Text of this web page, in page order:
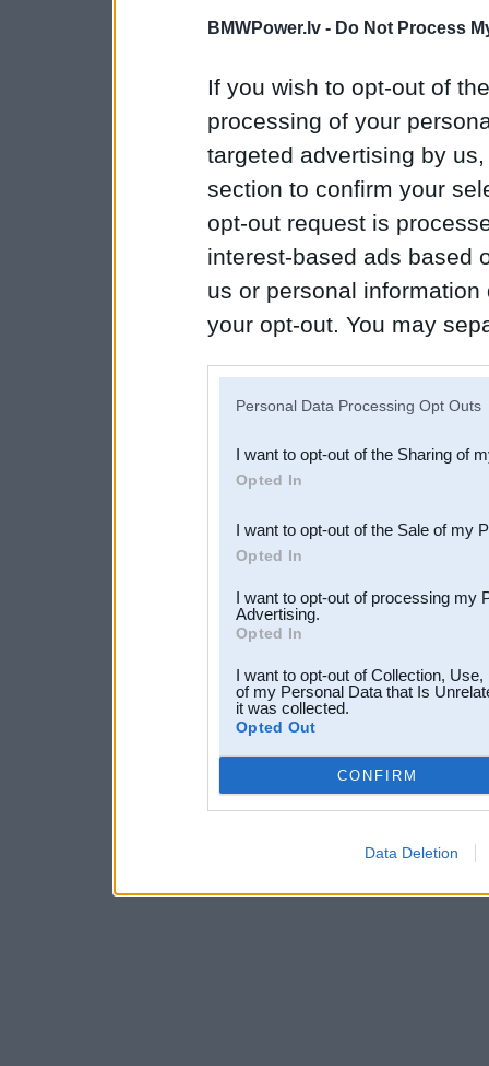
BMWPower.lv - Do Not Process
If you wish to opt-out of
processing of your
targeted advertising by
section to confirm your
opt-out request is
interest-based ads based
us or personal
your opt-out. You may
Downstream Participants
third parties.
Personal Data Processing Opt Outs
I want to opt-out of the Sharing of
Opted In
I want to opt-out of the Sale of my
Opted In
I want to opt-out of processing my
Advertising.
Opted In
I want to opt-out of Collection,
of my Personal Data that Is
it was collected.
Opted Out
CONFIRM
Data Deletion